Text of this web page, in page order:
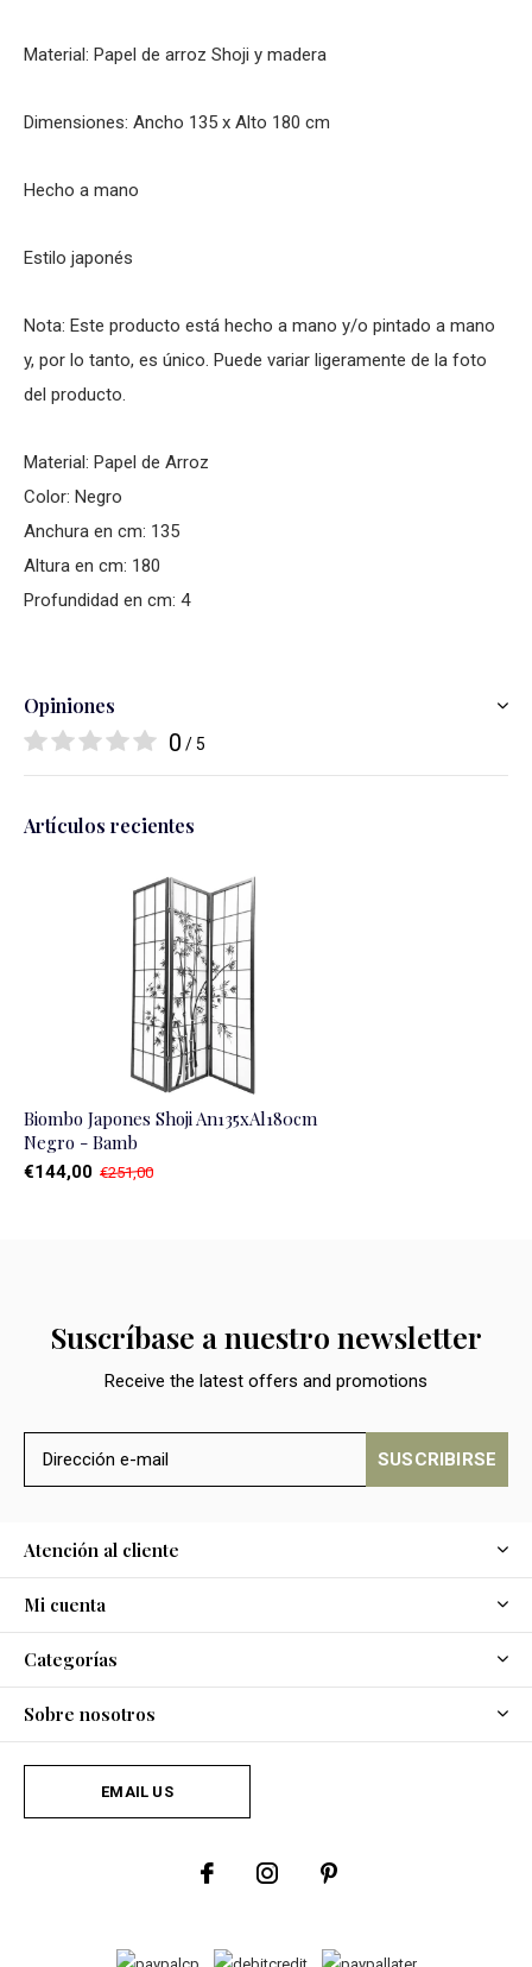
Material: Papel de arroz Shoji y madera
Dimensiones: Ancho 135 x Alto 180 cm
Hecho a mano
Estilo japonés
Nota: Este producto está hecho a mano y/o pintado a mano
y, por lo tanto, es único. Puede variar ligeramente de la foto
del producto.
Material: Papel de Arroz
Color: Negro
Anchura en cm: 135
Altura en cm: 180
Profundidad en cm: 4
Opiniones
0 / 5
Artículos recientes
Biombo Japones Shoji An135xAl180cm
Negro - Bamb
€144,00 €251,00
Suscríbase a nuestro newsletter
Receive the latest offers and promotions
SUSCRIBIRSE
Atención al cliente
Mi cuenta
Categorías
Sobre nosotros
EMAIL US